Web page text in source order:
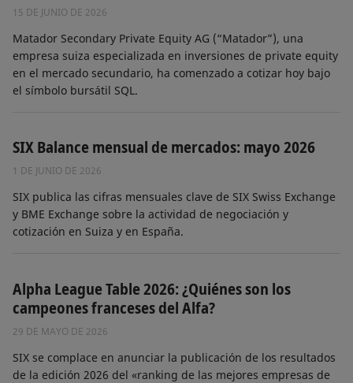
15 DE JUNIO DE 2026
Matador Secondary Private Equity AG (“Matador”), una
empresa suiza especializada en inversiones de private equity
en el mercado secundario, ha comenzado a cotizar hoy bajo
el símbolo bursátil SQL.
SIX Balance mensual de mercados: mayo 2026
1 DE JUNIO DE 2026
SIX publica las cifras mensuales clave de SIX Swiss Exchange
y BME Exchange sobre la actividad de negociación y
cotización en Suiza y en España.
Alpha League Table 2026: ¿Quiénes son los
campeones franceses del Alfa?
29 DE MAYO DE 2026
SIX se complace en anunciar la publicación de los resultados
de la edición 2026 del «ranking de las mejores empresas de